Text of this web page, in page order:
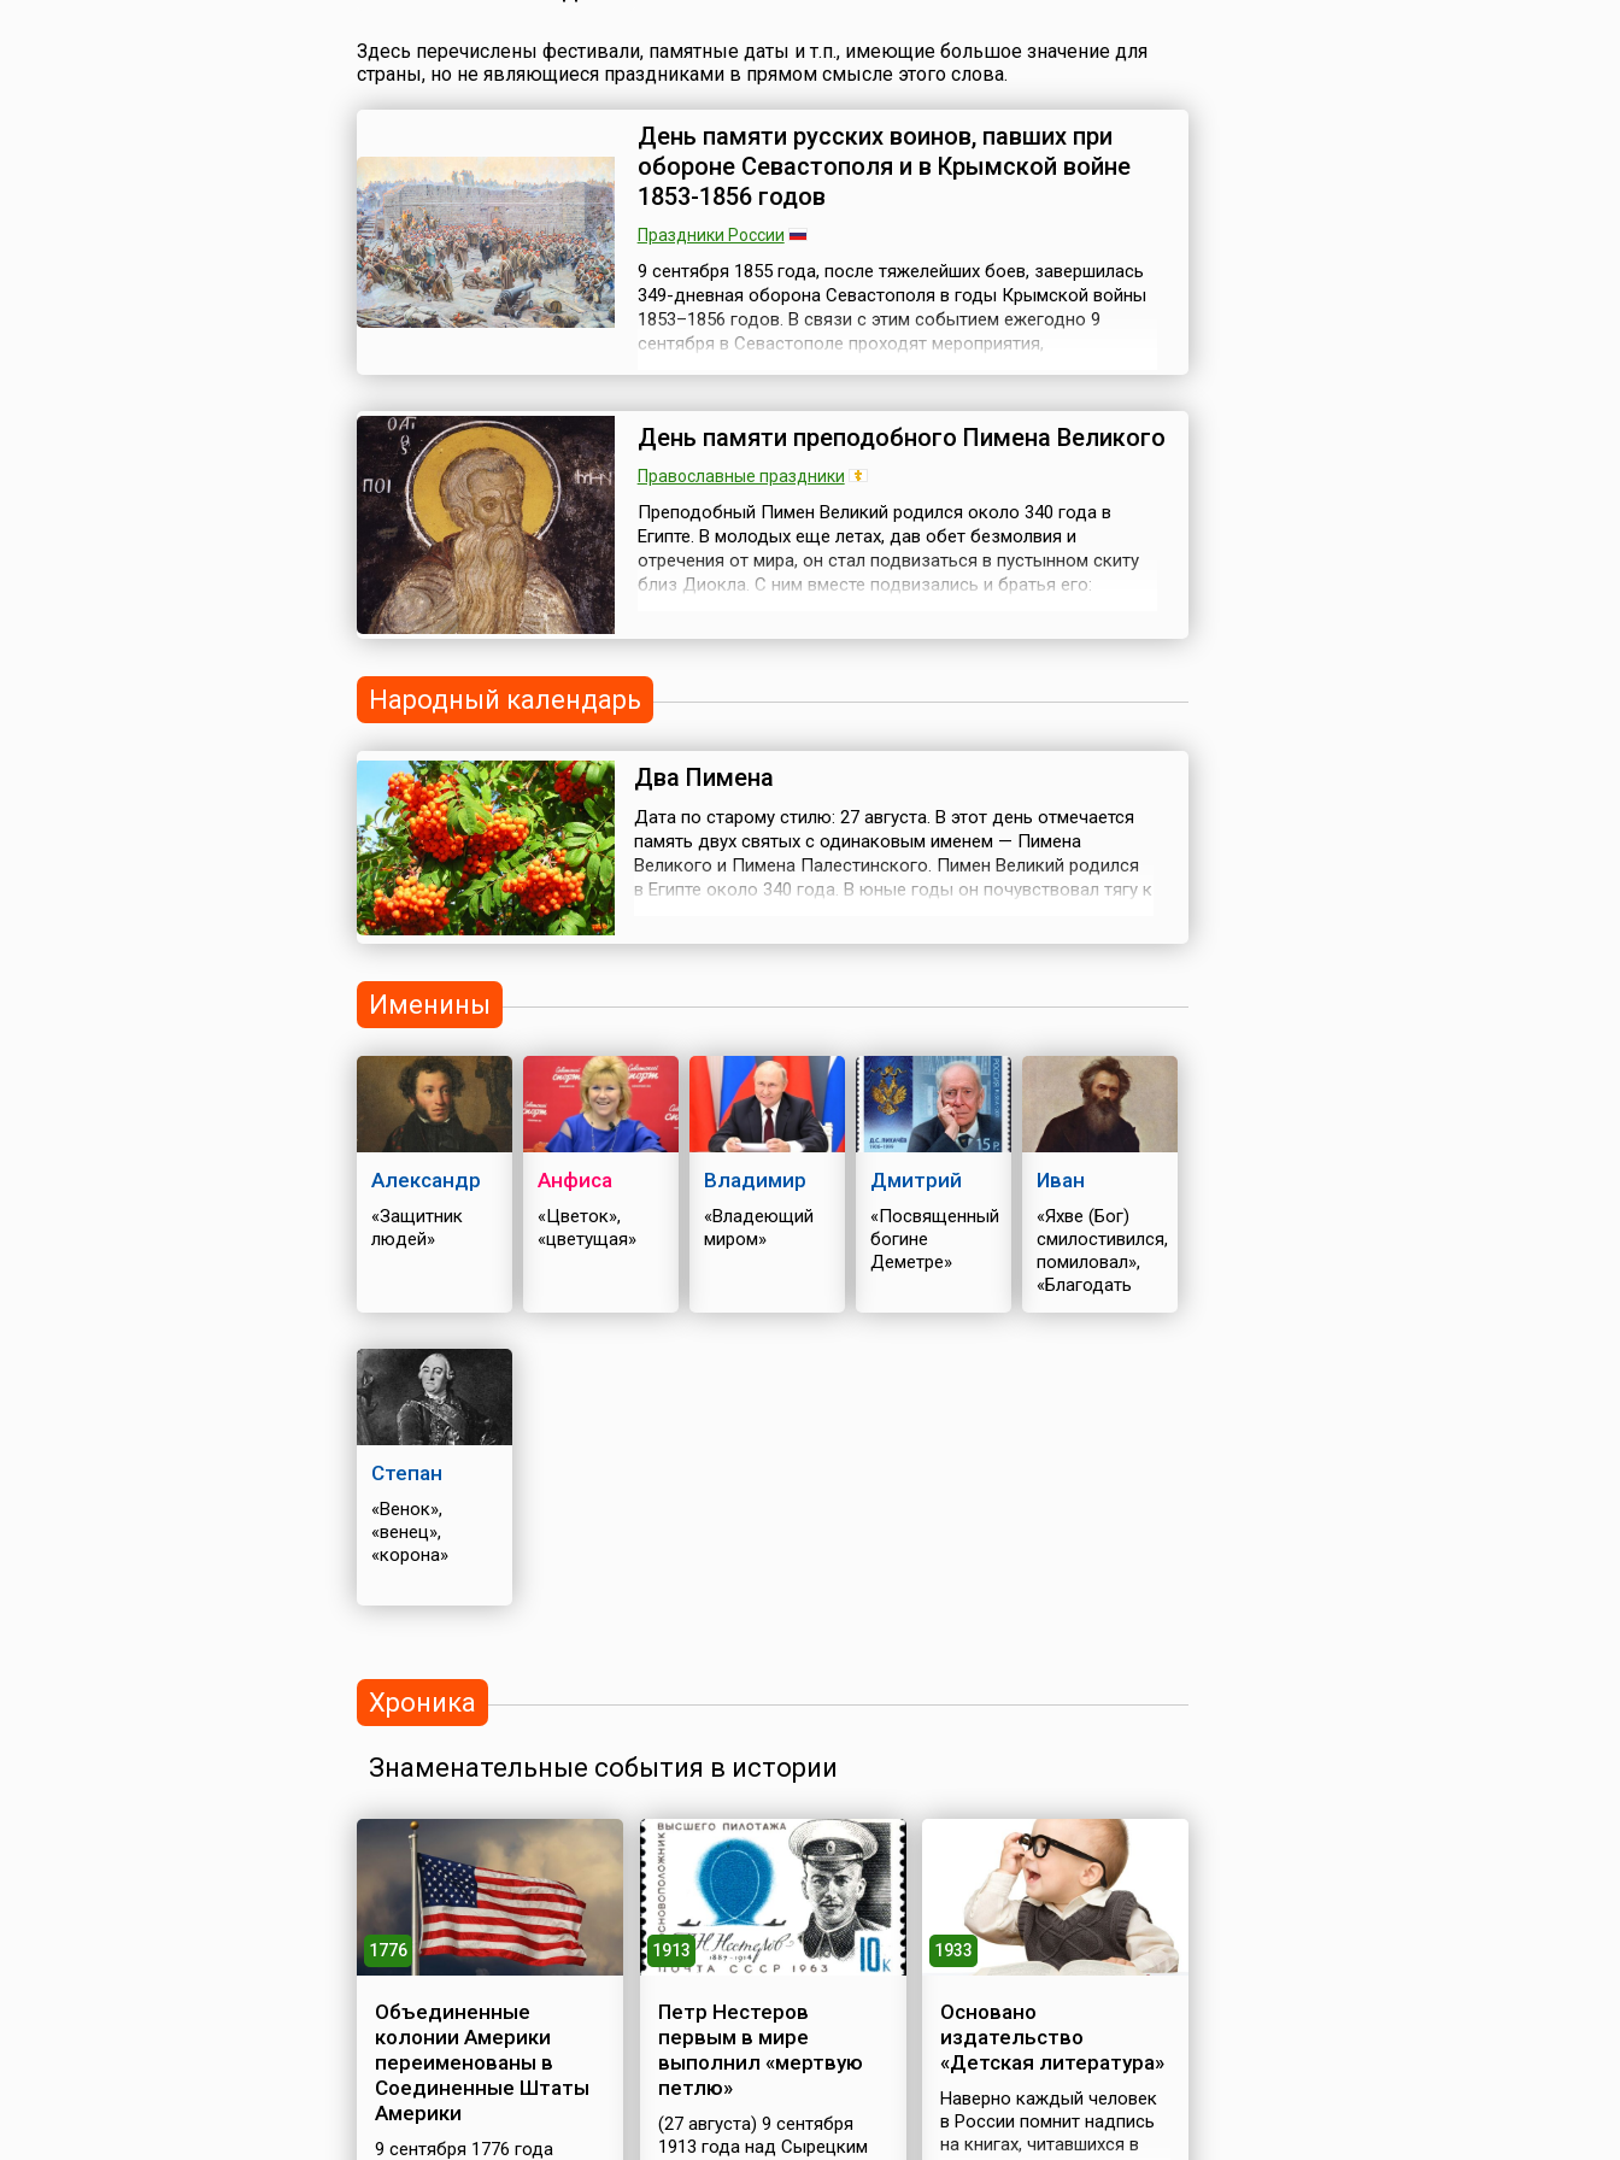
Здесь перечислены фестивали, памятные даты и т.п., имеющие большое значение для
страны, но не являющиеся праздниками в прямом смысле этого слова.
День памяти русских воинов, павших при
обороне Севастополя и в Крымской войне
1853-1856 годов
Праздники России
9 сентября 1855 года, после тяжелейших боев, завершилась
349-дневная оборона Севастополя в годы Крымской войны
1853–1856 годов. В связи с этим событием ежегодно 9
сентября в Севастополе проходят мероприятия,
война России с коалицией стран в составе Великобритании,
Франции, Турции и Сардинии...
День памяти преподобного Пимена Великого
Православные праздники
Преподобный Пимен Великий родился около 340 года в
Египте. В молодых еще летах, дав обет безмолвия и
отречения от мира, он стал подвизаться в пустынном скиту
близ Диокла. С ним вместе подвизались и братья его:
добродетелях иноческих и, при помощ...
Народный календарь
Два Пимена
Дата по старому стилю: 27 августа. В этот день отмечается
память двух святых с одинаковым именем — Пимена
Великого и Пимена Палестинского. Пимен Великий родился
в Египте около 340 года. В юные годы он почувствовал тягу к
Именины
Александр
«Защитник
людей»
Анфиса
«Цветок»,
«цветущая»
Владимир
«Владеющий
миром»
Дмитрий
«Посвященный
богине
Деметре»
Иван
«Яхве (Бог)
смилостивился,
помиловал»,
«Благодать
Божия»
Степан
«Венок»,
«венец»,
«корона»
Хроника
Знаменательные события в истории
1776
Объединенные
колонии Америки
переименованы в
Соединенные Штаты
Америки
9 сентября 1776 года
1913
Петр Нестеров
первым в мире
выполнил «мертвую
петлю»
(27 августа) 9 сентября
1913 года над Сырецким
1933
Основано
издательство
«Детская литература»
Наверно каждый человек
в России помнит надпись
на книгах, читавшихся в